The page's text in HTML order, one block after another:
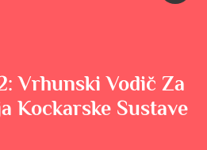
Vrhunski Vodič Za
Kockarske Sustave